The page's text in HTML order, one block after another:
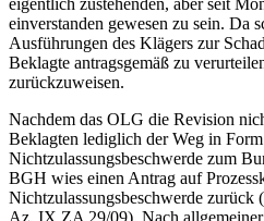
einverstanden gewesen zu sein. Da
Ausführungen des Klägers zur
Beklagte antragsgemäß zu
zurückzuweisen.
Nachdem das OLG die Revision
Beklagten lediglich der Weg in
Nichtzulassungsbeschwerde zum
BGH wies einen Antrag auf
Nichtzulassungsbeschwerde zurück
Az. IX ZA 29/09). Nach